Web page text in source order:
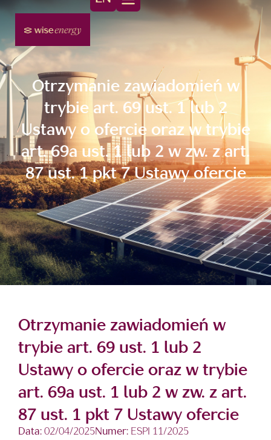
Otrzymanie zawiadomień w
trybie art. 69 ust. 1 lub 2
Ustawy o ofercie oraz w trybie
art. 69a ust. 1 lub 2 w zw. z art.
87 ust. 1 pkt 7 Ustawy ofercie
Otrzymanie zawiadomień w
trybie art. 69 ust. 1 lub 2
Ustawy o ofercie oraz w trybie
art. 69a ust. 1 lub 2 w zw. z art.
87 ust. 1 pkt 7 Ustawy ofercie
Data: 02/04/2025Numer: ESPI 11/2025